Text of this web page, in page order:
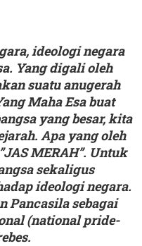
ideologi negara
Yang digali oleh
suatu anugerah
Maha Esa buat
yang besar, kita
Apa yang oleh
MERAH”. Untuk
sekaligus
ideologi negara.
Pancasila sebagai
(national pride-